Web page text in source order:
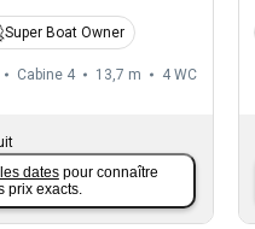
Super Boat Owner
Cabine 4 13,7 m 4 WC
dates pour connaître
prix exacts.